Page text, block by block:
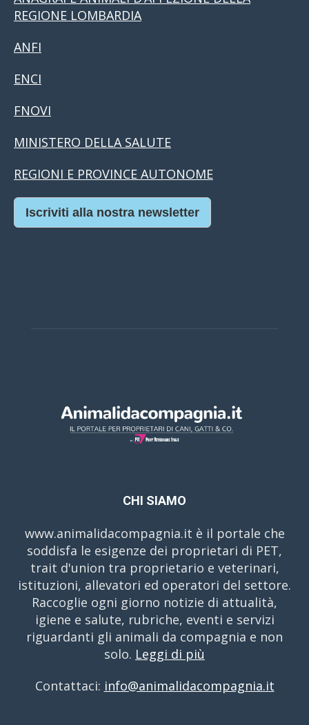
REGIONE LOMBARDIA
ANFI
ENCI
FNOVI
MINISTERO DELLA SALUTE
REGIONI E PROVINCE AUTONOME
Iscriviti alla nostra newsletter
CHI SIAMO
www.animalidacompagnia.it è il portale che
soddisfa le esigenze dei proprietari di PET,
trait d'union tra proprietario e veterinari,
istituzioni, allevatori ed operatori del settore.
Raccoglie ogni giorno notizie di attualità,
igiene e salute, rubriche, eventi e servizi
riguardanti gli animali da compagnia e non
solo. Leggi di più
Contattaci: info@animalidacompagnia.it